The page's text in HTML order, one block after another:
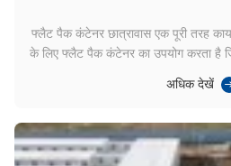
फ्लैट पैक कंटेनर छात्रावास एक पूरी तरह
के लिए फ्लैट पैक कंटेनर का उपयोग करता है
स्थायी आवास आवश्यकताओं जैसे कि छात्र
अधिक देखें